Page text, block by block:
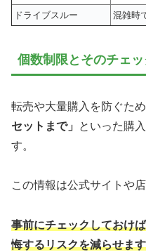
ドライブスルー
混雑時
個数制限とそのチェ
転売や大量購入を防ぐた
セットまで」
といった購
す。
この情報は公式サイトや
事前にチェックしておけ
悔するリスクを減らせます